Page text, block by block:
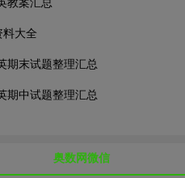
教案汇总
料大全
期末试题整理汇总
期中试题整理汇总
奥数网微信